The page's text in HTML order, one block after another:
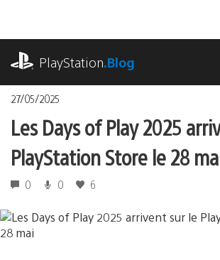
contenu
PlayStation.Blog
27/05/2025
Les Days of Play 2025
PlayStation Store le 28
0 0 6